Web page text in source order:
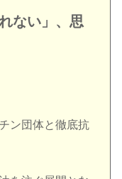
ない」、思
ン団体と徹底抗